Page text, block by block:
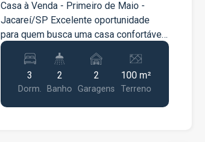
Casa à Venda - Primeiro de Maio -
Jacareí/SP Excelente oportunidade
para quem busca uma casa confortável,
espaçosa e com ambientes ideais para
aproveitar bons momentos em família.
Localizada no bairro Primeiro de Maio,
em Jacareí, esta residência oferece
praticidade, funcionalidade e uma ótima
3
Dorm.
2
Banho
2
Garagens
100 m²
Terreno